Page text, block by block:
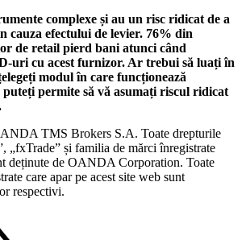
complexe și au un risc ridicat de a
cauza efectului de levier. 76% din
de retail pierd bani atunci când
uri cu acest furnizor. Ar trebui să luați în
modul în care funcționează
permite să vă asumați riscul ridicat
TMS Brokers S.A. Toate drepturile
„fxTrade” și familia de mărci înregistrate
deținute de OANDA Corporation. Toate
care apar pe acest site web sunt
respectivi.